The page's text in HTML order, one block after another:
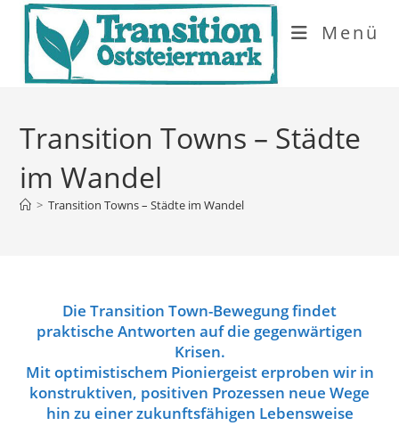
Zum
springen
Menü
Transition Towns – Städte
im Wandel
> Transition Towns – Städte im Wandel
Die Transition Town-Bewegung findet
praktische Antworten auf die gegenwärtigen
Krisen.
Mit optimistischem Pioniergeist erproben wir in
konstruktiven, positiven Prozessen neue Wege
hin zu einer zukunftsfähigen Lebensweise